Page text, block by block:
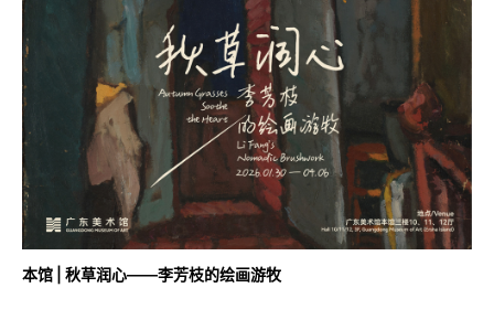
本馆 | 秋草润心——李芳枝的绘画游牧